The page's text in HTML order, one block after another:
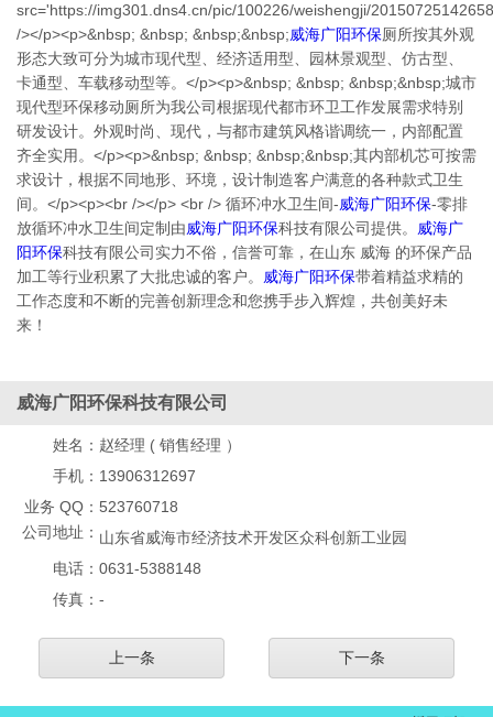
src='https://img301.dns4.cn/pic/100226/weishengji/
/></p><p>&nbsp; &nbsp; &nbsp;&nbsp;威海广阳环保厕所按其外观
形态大致可分为城市现代型、经济适用型、园林景观型、仿古型、
卡通型、车载移动型等。</p><p>&nbsp; &nbsp; &nbsp;&nbsp;城市
现代型环保移动厕所为我公司根据现代都市环卫工作发展需求特别
研发设计。外观时尚、现代，与都市建筑风格谐调统一，内部配置
齐全实用。</p><p>&nbsp; &nbsp; &nbsp;&nbsp;其内部机芯可按需
求设计，根据不同地形、环境，设计制造客户满意的各种款式卫生
间。</p><p><br /></p> <br /> 循环冲水卫生间-威海广阳环保-零排
放循环冲水卫生间定制由威海广阳环保科技有限公司提供。
威海广
阳环保科技有限公司实力不俗，信誉可靠，在山东 威海 的环保产品
加工等行业积累了大批忠诚的客户。
威海广阳环保带着精益求精的
工作态度和不断的完善创新理念和您携手步入辉煌，共创美好未
来！
威海广阳环保科技有限公司
姓名： 赵经理 ( 销售经理 ）
手机： 13906312697
业务 QQ： 523760718
公司地址： 山东省威海市经济技术开发区众科创新工业园
电话： 0631-5388148
传真： -
上一条 下一条